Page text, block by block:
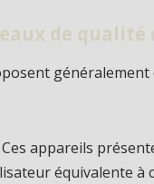
de qualité
Ces appareils
équivalente à